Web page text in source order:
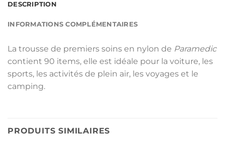
DESCRIPTION
INFORMATIONS COMPLÉMENTAIRES
La trousse de premiers soins en nylon de Paramedic
contient 90 items, elle est idéale pour la voiture, les
sports, les activités de plein air, les voyages et le
camping.
PRODUITS SIMILAIRES